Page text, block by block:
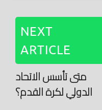
NEXT
ARTICLE
متى تأسس الاتحاد
الدولي لكرة القدم؟